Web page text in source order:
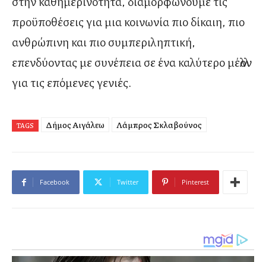
προϋποθέσεις για μια κοινωνία πιο δίκαιη, πιο
ανθρώπινη και πιο συμπεριληπτική,
επενδύοντας με συνέπεια σε ένα καλύτερο μέλλον
για τις επόμενες γενιές.
TAGS Δήμος Αιγάλεω Λάμπρος Σκλαβούνος
Facebook Twitter Pinterest